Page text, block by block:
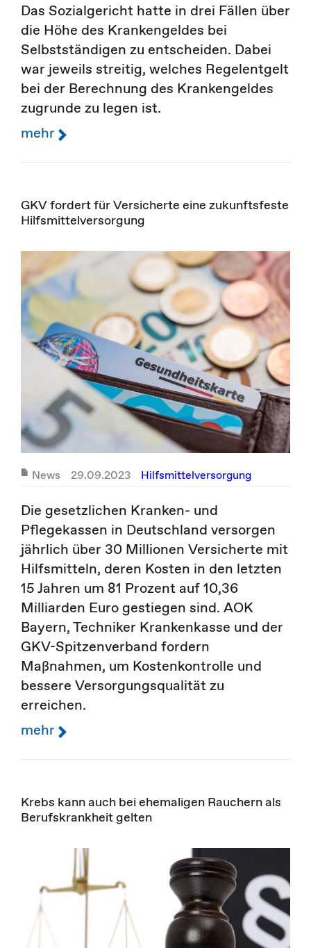
Das Sozialgericht hatte in drei Fällen über
die Höhe des Krankengeldes bei
Selbstständigen zu entscheiden. Dabei
war jeweils streitig, welches Regelentgelt
bei der Berechnung des Krankengeldes
zugrunde zu legen ist.
mehr
GKV fordert für Versicherte eine zukunftsfeste
Hilfsmittelversorgung
News 29.09.2023 Hilfsmittelversorgung
Die gesetzlichen Kranken- und
Pflegekassen in Deutschland versorgen
jährlich über 30 Millionen Versicherte mit
Hilfsmitteln, deren Kosten in den letzten
15 Jahren um 81 Prozent auf 10,36
Milliarden Euro gestiegen sind. AOK
Bayern, Techniker Krankenkasse und der
GKV-Spitzenverband fordern
Maßnahmen, um Kostenkontrolle und
bessere Versorgungsqualität zu
erreichen.
mehr
Krebs kann auch bei ehemaligen Rauchern als
Berufskrankheit gelten